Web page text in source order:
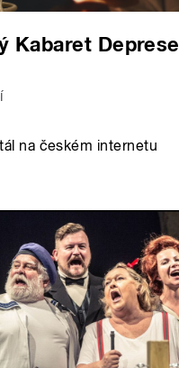
Kabaret Deprese
na českém internetu